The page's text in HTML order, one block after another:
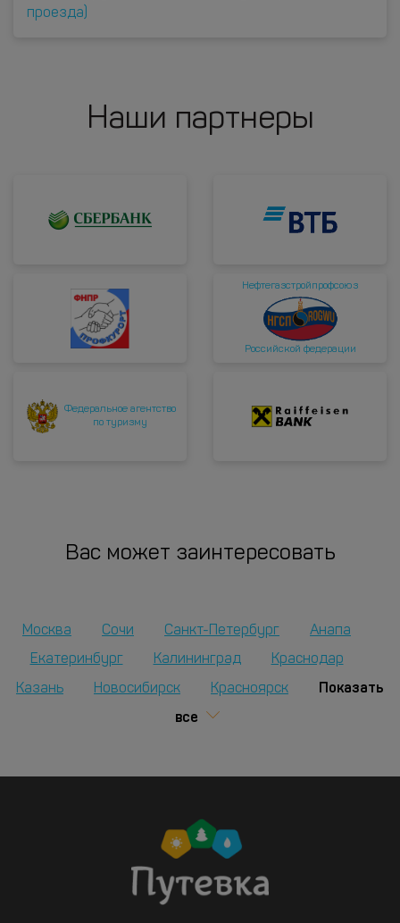
проезда)
Наши партнеры
Нефтегазстройпрофсоюз
Российской федерации
Федеральное агентство
по туризму
Вас может заинтересовать
Москва Сочи Санкт-Петербург
Анапа
Екатеринбург
Калининград Краснодар
Казань Новосибирск Красноярск
Показать
все